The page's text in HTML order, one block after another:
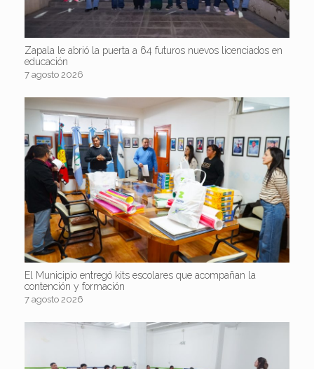
Zapala le abrió la puerta a 64 futuros nuevos licenciados en
educación
7 agosto 2026
El Municipio entregó kits escolares que acompañan la
contención y formación
7 agosto 2026